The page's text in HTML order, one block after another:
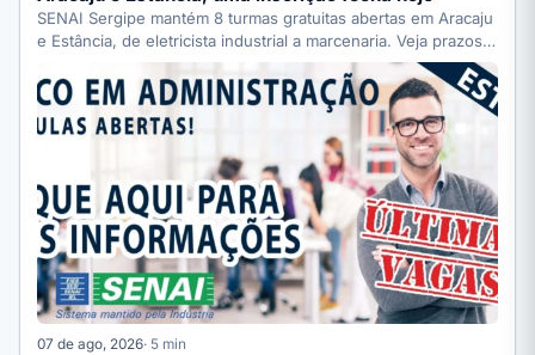
SENAI Sergipe mantém 8 turmas gratuitas abertas em Aracaju
e Estância, de eletricista industrial a marcenaria. Veja prazos:
07 de ago, 2026· 5 min